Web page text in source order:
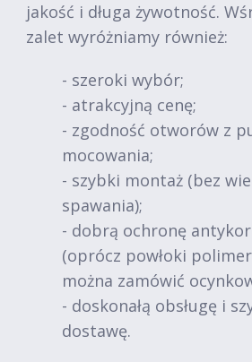
jakość i długa żywotność.
zalet wyróżniamy również:
- szeroki wybór;
- atrakcyjną cenę;
- zgodność otworów z
mocowania;
- szybki montaż (bez
spawania);
- dobrą ochronę
(oprócz powłoki
można zamówić
- doskonałą obsługę i
dostawę.